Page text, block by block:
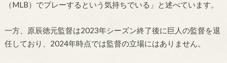
（MLB）でプレーするという気持ちでいる」と述べています。
一方、原辰徳元監督は2023年シーズン終了後に巨人の監督を退
任しており、2024年時点では監督の立場にはありません。